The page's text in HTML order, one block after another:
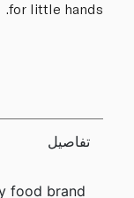
for little hands.
تفاصيل
food brand